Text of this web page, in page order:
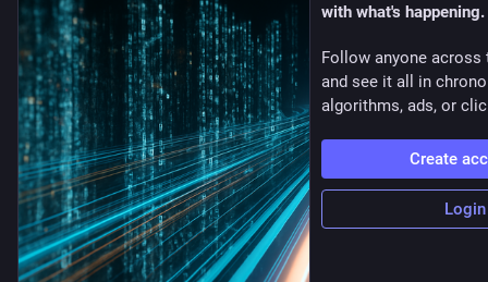
with what's happening.
Follow anyone across
and see it all in
algorithms, ads, or
Create
Login